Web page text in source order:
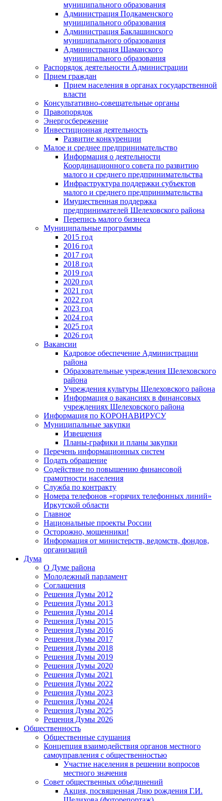
муниципального образования
Администрация Подкаменского
муниципального образования
Администрация Баклашинского
муниципального образования
Администрация Шаманского
муниципального образования
Распорядок деятельности Администрации
Прием граждан
Прием населения в органах государственной
власти
Консультативно-совещательные органы
Правопорядок
Энергосбережение
Инвестиционная деятельность
Развитие конкуренции
Малое и среднее предпринимательство
Информация о деятельности
Координационного совета по развитию
малого и среднего предпринимательства
Инфраструктура поддержки субъектов
малого и среднего предпринимательства
Имущественная поддержка
предпринимателей Шелеховского района
Перепись малого бизнеса
Муниципальные программы
2015 год
2016 год
2017 год
2018 год
2019 год
2020 год
2021 год
2022 год
2023 год
2024 год
2025 год
2026 год
Вакансии
Кадровое обеспечение Администрации
района
Образовательные учреждения Шелеховского
района
Учреждения культуры Шелеховского района
Информация о вакансиях в финансовых
учреждениях Шелеховского района
Информация по КОРОНАВИРУСУ
Муниципальные закупки
Извещения
Планы-графики и планы закупки
Перечень информационных систем
Подать обращение
Содействие по повышению финансовой
грамотности населения
Служба по контракту
Номера телефонов «горячих телефонных линий»
Иркутской области
Главное
Национальные проекты России
Осторожно, мошенники!
Информация от министерств, ведомств, фондов,
организаций
Дума
О Думе района
Молодежный парламент
Соглашения
Решения Думы 2012
Решения Думы 2013
Решения Думы 2014
Решения Думы 2015
Решения Думы 2016
Решения Думы 2017
Решения Думы 2018
Решения Думы 2019
Решения Думы 2020
Решения Думы 2021
Решения Думы 2022
Решения Думы 2023
Решения Думы 2024
Решения Думы 2025
Решения Думы 2026
Общественность
Общественные слушания
Концепция взаимодействия органов местного
самоуправления с общественностью
Участие населения в решении вопросов
местного значения
Совет общественных объединений
Акция, посвященная Дню рождения Г.И.